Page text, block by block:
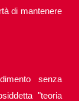
di mantenere
senza
"teoria